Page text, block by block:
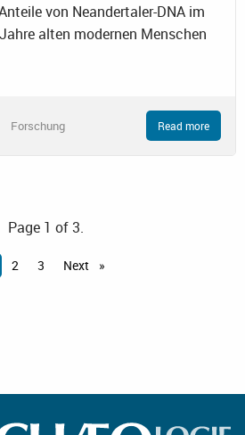
von Neandertaler-DNA im
alten modernen Menschen
Forschung Read more
Page 1 of 3.
2 3 Next